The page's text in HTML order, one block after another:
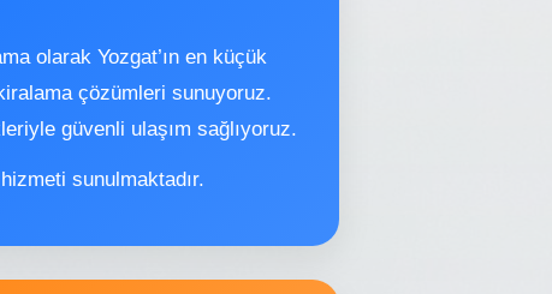
olarak Yozgat’ın en küçük
çözümleri sunuyoruz.
güvenli ulaşım sağlıyoruz.
sunulmaktadır.